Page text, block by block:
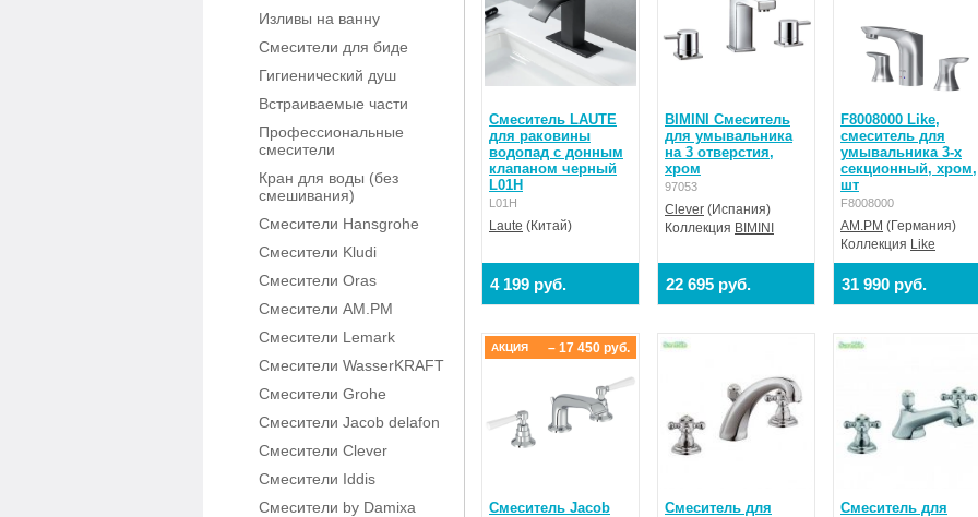
Изливы на ванну
Смесители для биде
Гигиенический душ
Встраиваемые части
Профессиональные
смесители
Кран для воды (без
смешивания)
Смесители Hansgrohe
Смесители Kludi
Смесители Oras
Смесители AM.PM
Смесители Lemark
Смесители WasserKRAFT
Смесители Grohe
Смесители Jacob delafon
Смесители Clever
Смесители Iddis
Смесители by Damixa
Смеситель LAUTE
для раковины
водопад с донным
клапаном черный
L01H
L01H
Laute (Китай)
4 199 руб.
BIMINI Смеситель
для умывальника
на 3 отверстия,
хром
97053
Clever (Испания)
Коллекция BIMINI
22 695 руб.
F8008000 Like,
cмеситель для
умывальника 3-x
секционный, хром,
шт
F8008000
AM.PM (Германия)
Коллекция Like
31 990 руб.
Смеситель Jacob
– 17 450 руб.
АКЦИЯ
Смеситель для
Смеситель для